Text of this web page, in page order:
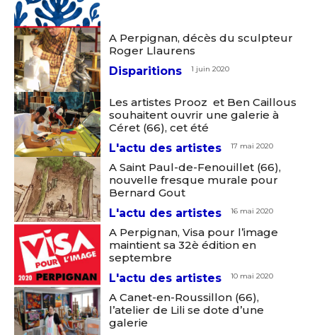
A Perpignan, décès du sculpteur
Roger Llaurens
Disparitions
1 juin 2020
Les artistes Prooz et Ben Caillous
souhaitent ouvrir une galerie à
Céret (66), cet été
L'actu des artistes
17 mai 2020
A Saint Paul-de-Fenouillet (66),
nouvelle fresque murale pour
Bernard Gout
L'actu des artistes
16 mai 2020
A Perpignan, Visa pour l’image
maintient sa 32è édition en
septembre
L'actu des artistes
10 mai 2020
A Canet-en-Roussillon (66),
l’atelier de Lili se dote d’une
galerie